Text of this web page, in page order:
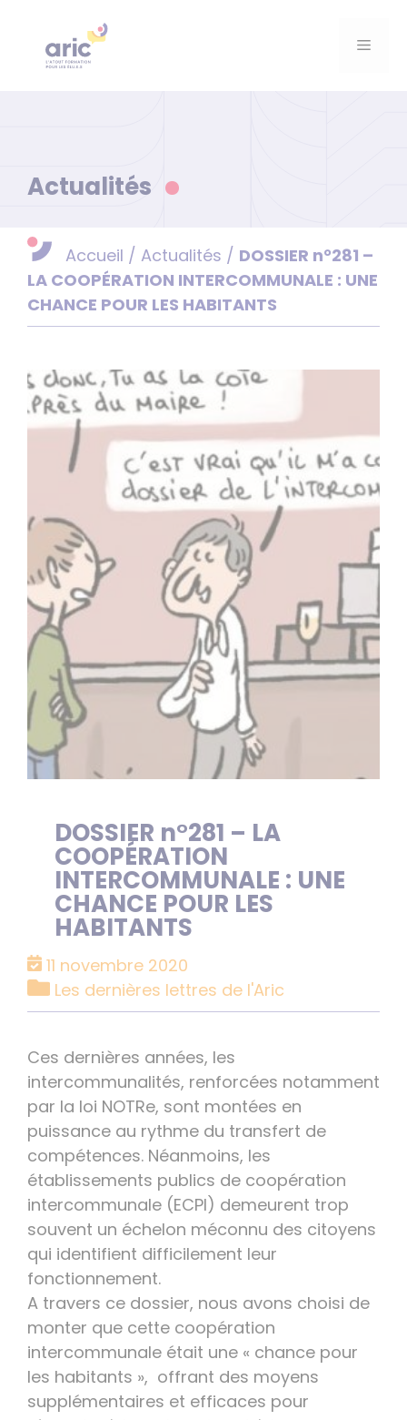
contenu
Menu
Actualités
Accueil / Actualités / DOSSIER n°281 –
LA COOPÉRATION INTERCOMMUNALE : UNE
CHANCE POUR LES HABITANTS
DOSSIER n°281 – LA
COOPÉRATION
INTERCOMMUNALE : UNE
CHANCE POUR LES
HABITANTS
11 novembre 2020
Catégories
Les dernières lettres de l'Aric
Ces dernières années, les
intercommunalités, renforcées notamment
par la loi NOTRe, sont montées en
puissance au rythme du transfert de
compétences. Néanmoins, les
établissements publics de coopération
intercommunale (ECPI) demeurent trop
souvent un échelon méconnu des citoyens
qui identifient difficilement leur
fonctionnement.
A travers ce dossier, nous avons choisi de
monter que cette coopération
intercommunale était une « chance pour
les habitants », offrant des moyens
supplémentaires et efficaces pour